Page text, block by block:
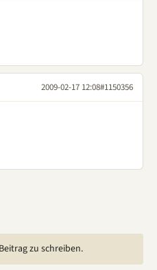
2009-02-17 12:08#1150356
zu schreiben.